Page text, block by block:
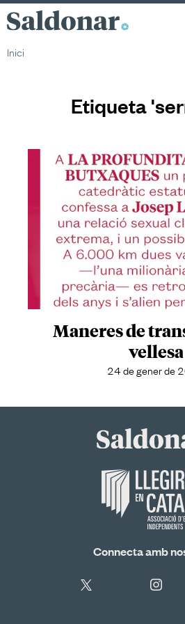
Saldonar
Inici
Etiqueta
Maneres de
vellesa
24 de gener de
Connecta amb